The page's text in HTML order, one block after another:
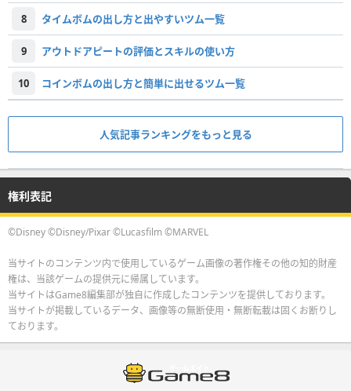
8 タイムボムの出し方と出やすいツム一覧
9 アウトドアピートの評価とスキルの使い方
10 コインボムの出し方と簡単に出せるツム一覧
人気記事ランキングをもっと見る
権利表記
©Disney ©Disney/Pixar ©Lucasfilm ©MARVEL
当サイトのコンテンツ内で使用しているゲーム画像の著作権その他の知的財産
権は、当該ゲームの提供元に帰属しています。
当サイトはGame8編集部が独自に作成したコンテンツを提供しております。
当サイトが掲載しているデータ、画像等の無断使用・無断転載は固くお断りし
ております。